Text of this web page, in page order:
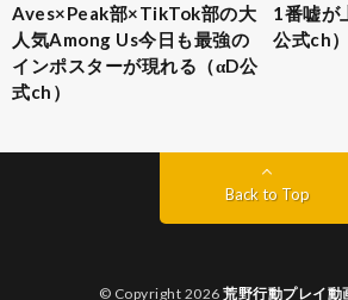
Aves×Peak部×TikTok部の大
人気Among Us今日も最強の
インポスターが現れる（αD公
式ch）
1番嘘が
公式ch）
Back to Top
© Copyright 2026 荒野行動プレイ動